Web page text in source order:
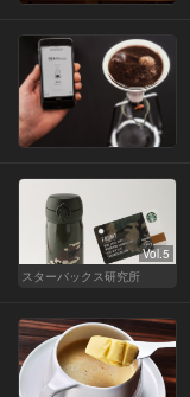
Vol.5
スターバックス研究所